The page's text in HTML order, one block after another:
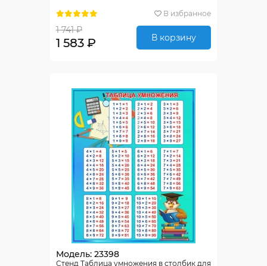
В избранное
1 741 ₽
1 583 ₽ В корзину
Модель: 23398
Стенд Таблица умножения в столбик для